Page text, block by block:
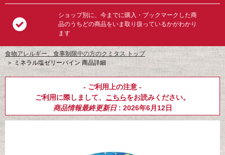
ショップ別に、今までに購入・ブックマークした商
品のうちどの商品をいま取り扱っているかがわかり
ます
食物アレルギー、食事制限中の方のクミタス トップ
＞ミネラル塩ゼリーパイン 商品詳細
- ご利用上の注意 -
ご利用に際しまして、 こちらをお読みください。
商品情報最終更新日: 2026年6月12日